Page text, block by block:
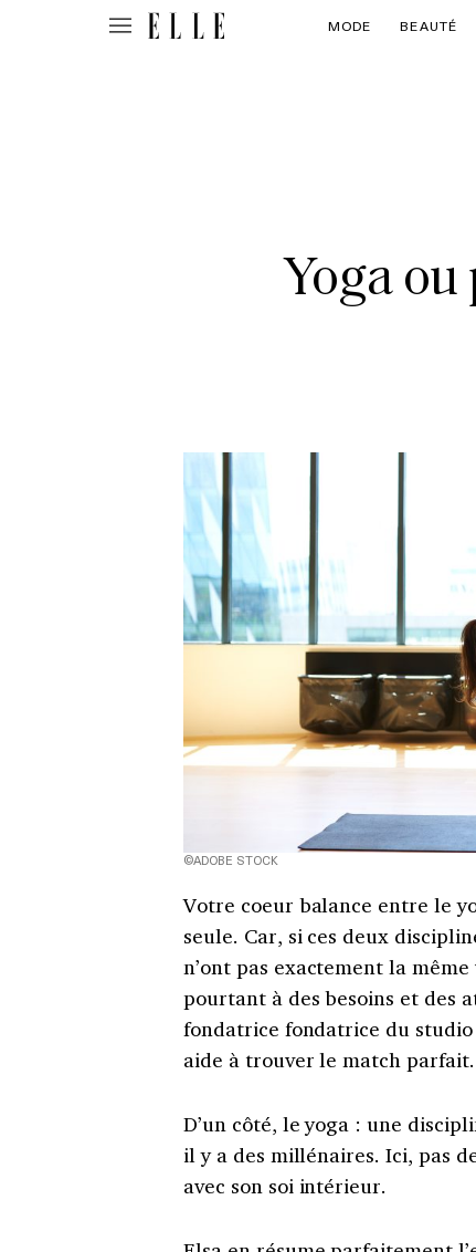
MODE BEAUTÉ
Yoga
©ADOBE STOCK
Votre coeur balance entre le
seule. Car, si ces deux
n’ont pas exactement la
pourtant à des besoins et des
fondatrice fondatrice du
aide à trouver le match parfait.
D’un côté, le yoga : une
il y a des millénaires. Ici, pas
avec son soi intérieur.